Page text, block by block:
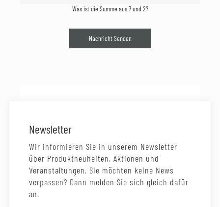
Was ist die Summe aus 7 und 2?
Nachricht Senden
Newsletter
Wir informieren Sie in unserem Newsletter
über Produktneuheiten, Aktionen und
Veranstaltungen. Sie möchten keine News
verpassen? Dann melden Sie sich gleich dafür
an.